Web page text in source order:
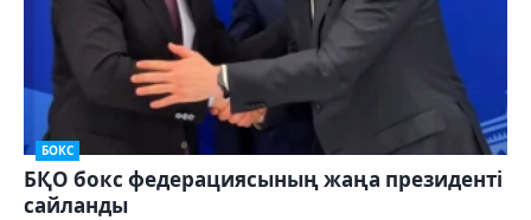
БОКС
БҚО бокс федерациясының жаңа президенті
сайланды